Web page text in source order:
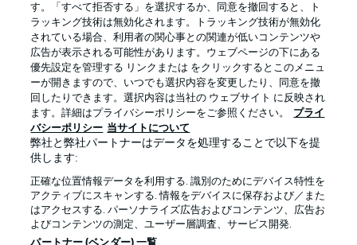
プライバシー・ポリシー 優先設定を管理する
利用条件 放送局
求人 選手
当サイトについて
す。「すべて拒否する」を選択するか、同意を撤回すると、ト
ラッキング技術は無効化されます。トラッキング技術が無効化
されている場合、利用者の関心事との関連が低いコンテンツや
広告が表示される可能性があります。ウェブページの下にある
優先設定を管理する リンクまたは をクリックするとこのメニュ
ーが開きますので、いつでも選択内容を変更したり、同意を撤
回したりできます。選択内容は当社の ウェブサイト に反映され
ます。詳細はプライバシーポリシーをご参照ください。
プライ
バシーポリシー 当サイトについて
弊社と弊社パートナーはデータを処理することで以下を提
供します:
正確な位置情報データを利用する. 識別のためにデバイス特性を
アクティブにスキャンする. 情報をデバイスに保存および／また
はアクセスする. パーソナライズ広告およびコンテンツ、広告お
よびコンテンツの測定、ユーザー層調査、サービス開発.